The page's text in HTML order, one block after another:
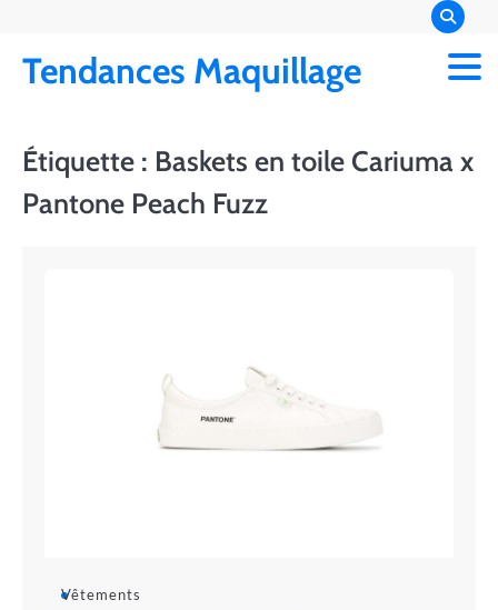
content
Tendances Maquillage
Étiquette : Baskets en toile Cariuma x
Pantone Peach Fuzz
Vêtements